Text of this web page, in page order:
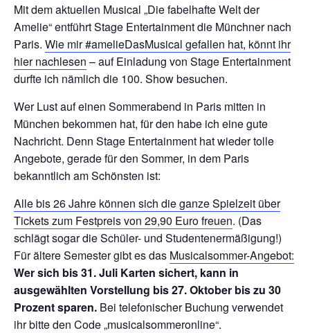
Mit dem aktuellen Musical „Die fabelhafte Welt der
Amelie“ entführt Stage Entertainment die Münchner nach
Paris. Wie mir #amelieDasMusical gefallen hat, könnt ihr
hier nachlesen – auf Einladung von Stage Entertainment
durfte ich nämlich die 100. Show besuchen.
Wer Lust auf einen Sommerabend in Paris mitten in
München bekommen hat, für den habe ich eine gute
Nachricht. Denn Stage Entertainment hat wieder tolle
Angebote, gerade für den Sommer, in dem Paris
bekanntlich am Schönsten ist:
Alle bis 26 Jahre können sich die ganze Spielzeit über
Tickets zum Festpreis von 29,90 Euro freuen. (Das
schlägt sogar die Schüler- und Studentenermäßigung!)
Für ältere Semester gibt es das Musicalsommer-Angebot:
Wer sich bis 31. Juli Karten sichert, kann in
ausgewählten Vorstellung bis 27. Oktober bis zu 30
Prozent sparen. Bei telefonischer Buchung verwendet
ihr bitte den Code „musicalsommeronline“.